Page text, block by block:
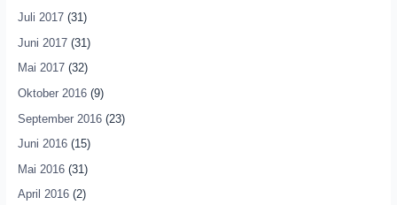
Juli 2017(31)
Juni 2017(31)
Mai 2017(32)
Oktober 2016(9)
September 2016(23)
Juni 2016(15)
Mai 2016(31)
April 2016(2)